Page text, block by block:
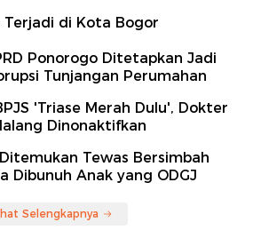
Terjadi di Kota Bogor
Ponorogo Ditetapkan Jadi
Tunjangan Perumahan
'Triase Merah Dulu', Dokter
Dinonaktifkan
Tewas Bersimbah
Dibunuh Anak yang ODGJ
Selengkapnya